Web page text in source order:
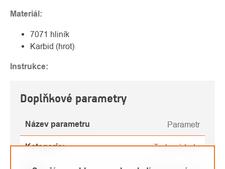
Materiál:
7071 hliník
Karbid (hrot)
Instrukce:
Doplňkové parametry
Název parametru Parametr
Kategorie: Trekové hole